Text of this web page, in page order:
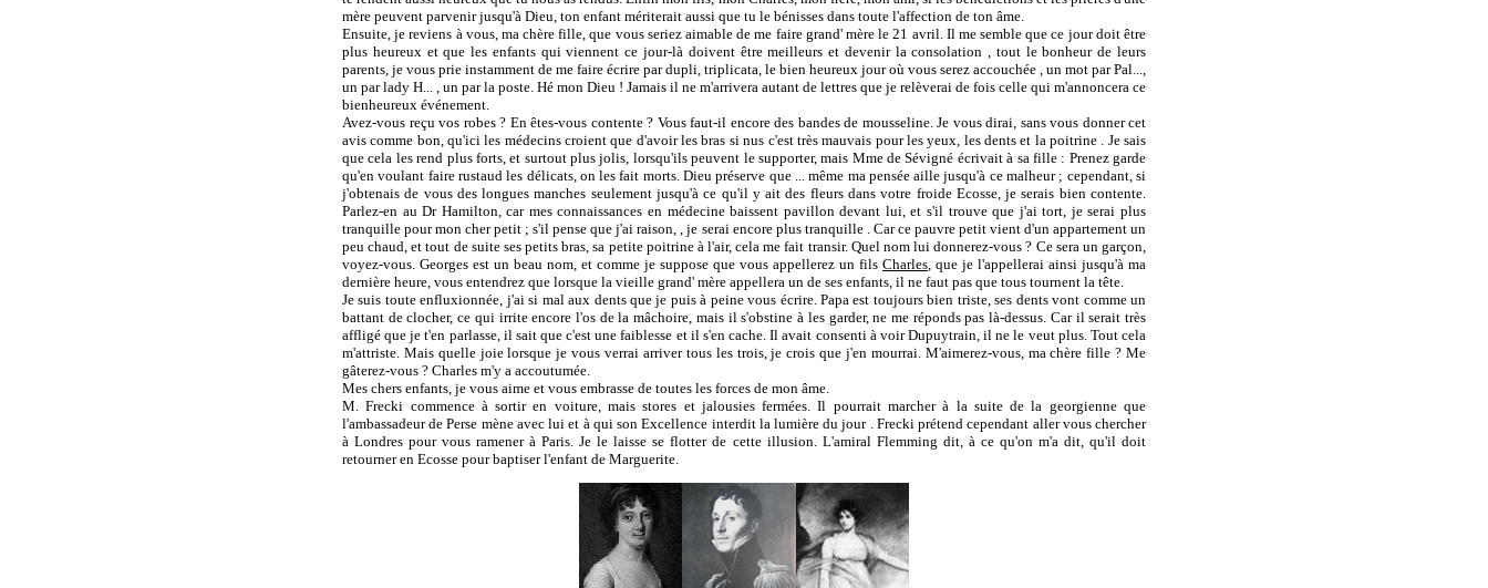
mère peuvent parvenir jusqu'à Dieu, ton enfant mériterait aussi que tu le bénisses dans toute l'affection de ton âme.
Ensuite, je reviens à vous, ma chère fille, que vous seriez aimable de me faire grand' mère le 21 avril. Il me semble que ce jour doit être
plus heureux et que les enfants qui viennent ce jour-là doivent être meilleurs et devenir la consolation , tout le bonheur de leurs
parents, je vous prie instamment de me faire écrire par dupli, triplicata, le bien heureux jour où vous serez accouchée , un mot par Pal...,
un par lady H... , un par la poste. Hé mon Dieu ! Jamais il ne m'arrivera autant de lettres que je relèverai de fois celle qui m'annoncera ce
bienheureux événement.
Avez-vous reçu vos robes ? En êtes-vous contente ? Vous faut-il encore des bandes de mousseline. Je vous dirai, sans vous donner cet
avis comme bon, qu'ici les médecins croient que d'avoir les bras si nus c'est très mauvais pour les yeux, les dents et la poitrine . Je sais
que cela les rend plus forts, et surtout plus jolis, lorsqu'ils peuvent le supporter, mais Mme de Sévigné écrivait à sa fille : Prenez garde
qu'en voulant faire rustaud les délicats, on les fait morts. Dieu préserve que ... même ma pensée aille jusqu'à ce malheur ; cependant, si
j'obtenais de vous des longues manches seulement jusqu'à ce qu'il y ait des fleurs dans votre froide Ecosse, je serais bien contente.
Parlez-en au Dr Hamilton, car mes connaissances en médecine baissent pavillon devant lui, et s'il trouve que j'ai tort, je serai plus
tranquille pour mon cher petit ; s'il pense que j'ai raison, , je serai encore plus tranquille . Car ce pauvre petit vient d'un appartement un
peu chaud, et tout de suite ses petits bras, sa petite poitrine à l'air, cela me fait transir. Quel nom lui donnerez-vous ? Ce sera un garçon,
voyez-vous. Georges est un beau nom, et comme je suppose que vous appellerez un fils Charles, que je l'appellerai ainsi jusqu'à ma
dernière heure, vous entendrez que lorsque la vieille grand' mère appellera un de ses enfants, il ne faut pas que tous tournent la tête.
Je suis toute enfluxionnée, j'ai si mal aux dents que je puis à peine vous écrire. Papa est toujours bien triste, ses dents vont comme un
battant de clocher, ce qui irrite encore l'os de la mâchoire, mais il s'obstine à les garder, ne me réponds pas là-dessus. Car il serait très
affligé que je t'en parlasse, il sait que c'est une faiblesse et il s'en cache. Il avait consenti à voir Dupuytrain, il ne le veut plus. Tout cela
m'attriste. Mais quelle joie lorsque je vous verrai arriver tous les trois, je crois que j'en mourrai. M'aimerez-vous, ma chère fille ? Me
gâterez-vous ? Charles m'y a accoutumée.
Mes chers enfants, je vous aime et vous embrasse de toutes les forces de mon âme.
M. Frecki commence à sortir en voiture, mais stores et jalousies fermées. Il pourrait marcher à la suite de la georgienne que
l'ambassadeur de Perse mène avec lui et à qui son Excellence interdit la lumière du jour . Frecki prétend cependant aller vous chercher
à Londres pour vous ramener à Paris. Je le laisse se flotter de cette illusion. L'amiral Flemming dit, à ce qu'on m'a dit, qu'il doit
retourner en Ecosse pour baptiser l'enfant de Marguerite.